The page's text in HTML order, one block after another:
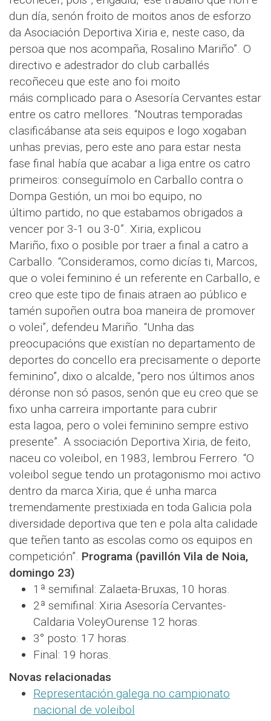
dun día, senón froito de moitos anos de esforzo
da Asociación Deportiva Xiria e, neste caso, da
persoa que nos acompaña, Rosalino Mariño”. O
directivo e adestrador do club carballés
recoñeceu que este ano foi moito
máis complicado para o Asesoría Cervantes estar
entre os catro mellores. “Noutras temporadas
clasificábanse ata seis equipos e logo xogaban
unhas previas, pero este ano para estar nesta
fase final había que acabar a liga entre os catro
primeiros: conseguímolo en Carballo contra o
Dompa Gestión, un moi bo equipo, no
último partido, no que estabamos obrigados a
vencer por 3-1 ou 3-0”. Xiria, explicou
Mariño, fixo o posible por traer a final a catro a
Carballo. “Consideramos, como dicías ti, Marcos,
que o volei feminino é un referente en Carballo, e
creo que este tipo de finais atraen ao público e
tamén supoñen outra boa maneira de promover
o volei”, defendeu Mariño. “Unha das
preocupacións que existían no departamento de
deportes do concello era precisamente o deporte
feminino”, dixo o alcalde, “pero nos últimos anos
déronse non só pasos, senón que eu creo que se
fixo unha carreira importante para cubrir
esta lagoa, pero o volei feminino sempre estivo
presente”. A ssociación Deportiva Xiria, de feito,
naceu co voleibol, en 1983, lembrou Ferrero. “O
voleibol segue tendo un protagonismo moi activo
dentro da marca Xiria, que é unha marca
tremendamente prestixiada en toda Galicia pola
diversidade deportiva que ten e pola alta calidade
que teñen tanto as escolas como os equipos en
competición”. Programa (pavillón Vila de Noia,
domingo 23)
1ª semifinal: Zalaeta-Bruxas, 10 horas.
2ª semifinal: Xiria Asesoría Cervantes-
Caldaria VoleyOurense 12 horas.
3° posto: 17 horas.
Final: 19 horas.
Novas relacionadas
Representación galega no campionato
nacional de voleibol